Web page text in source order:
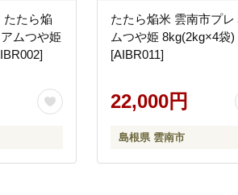
たたら焔
ムつや姫
たたら焔米 雲南市プレ
ムつや姫 8kg(2kg×4袋)
[AIBR011]
22,000円
島根県 雲南市